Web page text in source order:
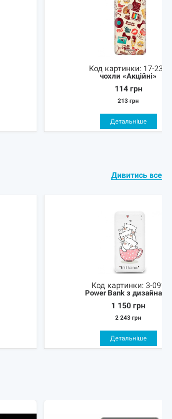
Код картинки: 17-236
чохли «Акційні»
114 грн
213 грн
Детальніше
Дивитись все
Код картинки: 3-091
Power Bank з дизайнами
1 150 грн
2 243 грн
Детальніше